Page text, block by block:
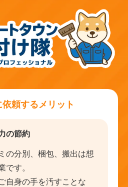
頼するメリット
の節約
の分別、梱包、搬出は想
です。
自身の手を汚すことな